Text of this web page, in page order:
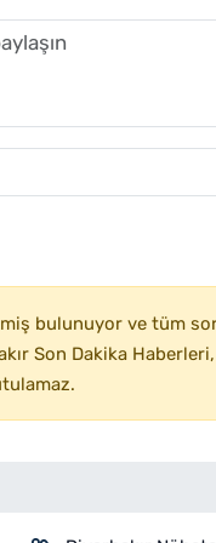
bulunuyor ve tüm
Son Dakika Haberleri,